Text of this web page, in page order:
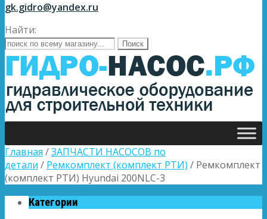
gk.gidro@yandex.ru
Найти:
Главная /ЗАПЧАСТИ НАСОСОВ по
детали / Ремкомплект (комплект РТИ) / Ремкомплект
(комплект РТИ) Hyundai 200NLC-3
Категории